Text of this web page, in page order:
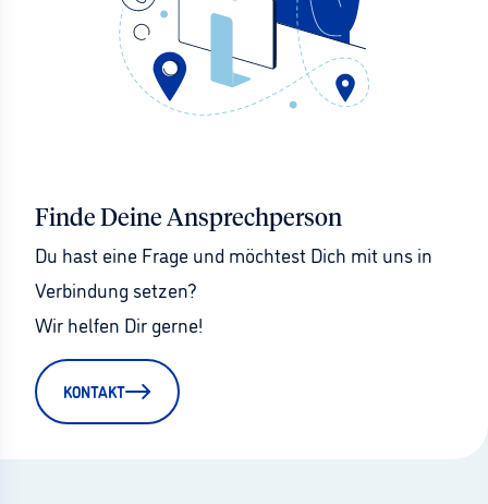
Finde Deine Ansprechperson
Du hast eine Frage und möchtest Dich mit uns in
Verbindung setzen?
Wir helfen Dir gerne!
KONTAKT